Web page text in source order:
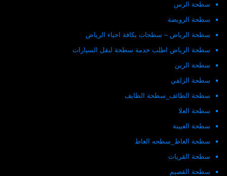
سطحة الرس
سطحة الرويضة
سطحة الرياض – سطحات بكافة احياء الرياض
سطحة الرياض اطلب خدمة سطحة لنقل السيارات
سطحة الرين
سطحة الزلفي
سطحة الطائف_سطحة الطايف
سطحة العلا
سطحة العيينة
سطحة الغاط_سطحه الغاط
سطحة القريات
سطحة القصيم